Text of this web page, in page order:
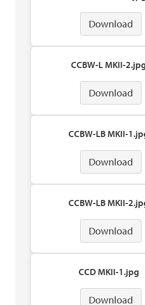
Download
CCBW-L MKII-
Download
CCBW-LB MKII-
Download
CCBW-LB MKII-
Download
CCD MKII-1.jpg
Download